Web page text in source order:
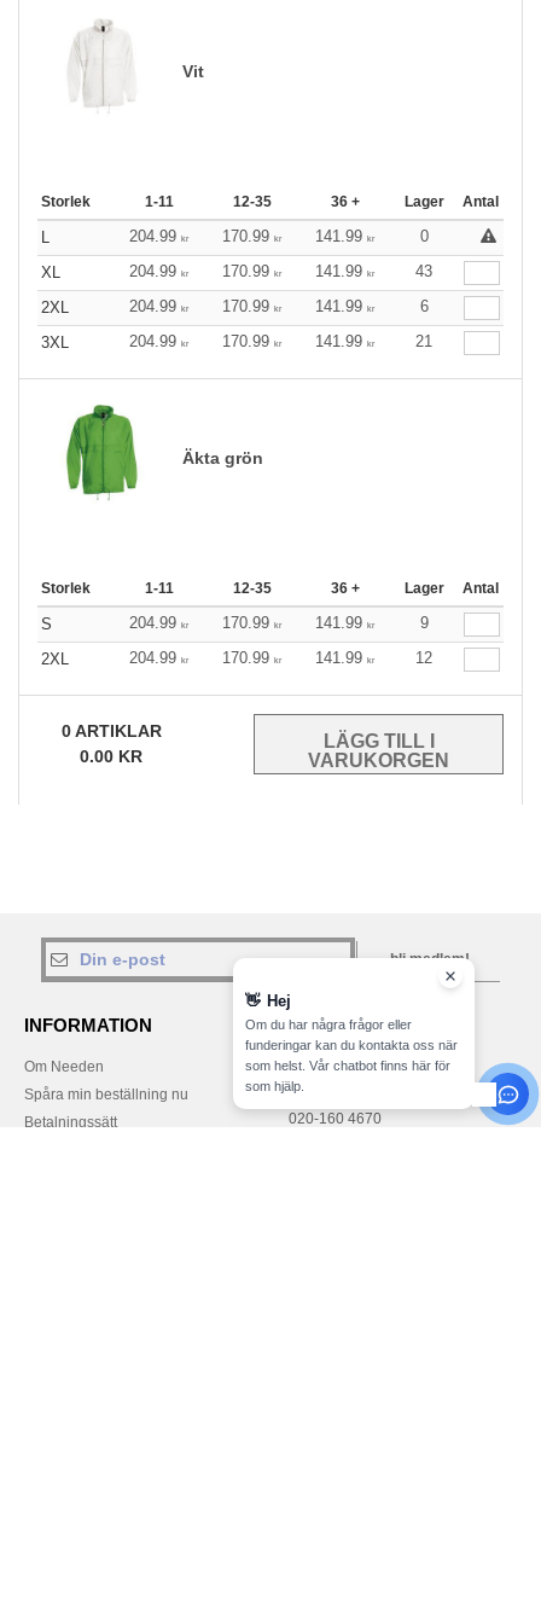
Vit
Storlek 1-11 12-35 36 + Lager Antal
L 204.99 kr 170.99 kr 141.99 kr
0
XL
204.99 kr 170.99 kr 141.99 kr
43
2XL
204.99 kr 170.99 kr 141.99 kr
6
3XL
204.99 kr 170.99 kr 141.99 kr 21
Äkta grön
Storlek 1-11 12-35 36 + Lager Antal
S 204.99 kr 170.99 kr 141.99 kr
9
2XL
204.99 kr 170.99 kr 141.99 kr 12
0ARTIKLAR
0.00 KR
bli medlem!
INFORMATION
Om Needen
Spåra min beställning nu
Betalningssätt
KONTAKTA OSS
kundservice@needen.se
020-160 4670
👋 Hej
Om du har några frågor eller
funderingar kan du kontakta oss när
som helst. Vår chatbot finns här för
som hjälp.